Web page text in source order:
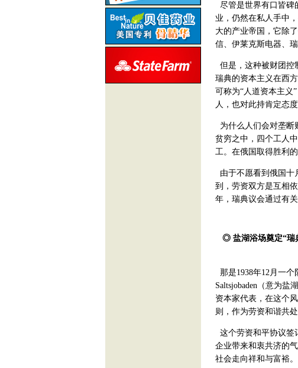
尽管是世界有口皆碑
业，仍然在私人手中
大的产业帝国，它除
信、伊莱克斯电器、
但是，这种被财团控
瑞典的资本主义在西
可称为“人道资本主义
人，也对此持肯定态
为什么人们会对垄断
贫穷之中，四个工人
工。在俄国取得胜利
由于不愿看到俄国十
到，劳资双方是互相
年，瑞典议会通过有
◎ 盐湖浴场奠定“瑞
那是1938年12月一
Saltsjobaden（意为盐
资本家代表，在这个
则，作为劳资和谐共处
这个劳资和平协议签
企业带来和衷共济的
社会走向祥和与富裕。